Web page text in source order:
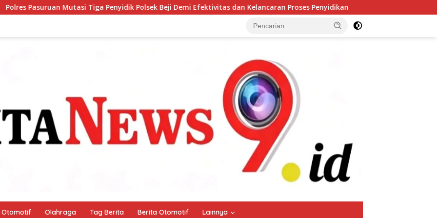
Polsek Beji Demi Efektivitas dan Kelancaran Proses Penyidikan Bhabinkamtibmas Polsek Nongkojajar
Otomotif Olahraga Tag Berita Berita Otomotif Lainnya